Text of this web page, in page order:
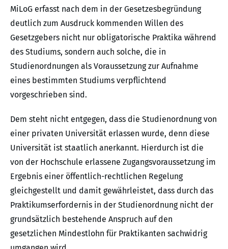
MiLoG erfasst nach dem in der Gesetzesbegründung
deutlich zum Ausdruck kommenden Willen des
Gesetzgebers nicht nur obligatorische Praktika während
des Studiums, sondern auch solche, die in
Studienordnungen als Voraussetzung zur Aufnahme
eines bestimmten Studiums verpflichtend
vorgeschrieben sind.
Dem steht nicht entgegen, dass die Studienordnung von
einer privaten Universität erlassen wurde, denn diese
Universität ist staatlich anerkannt. Hierdurch ist die
von der Hochschule erlassene Zugangsvoraussetzung im
Ergebnis einer öffentlich-rechtlichen Regelung
gleichgestellt und damit gewährleistet, dass durch das
Praktikumserfordernis in der Studienordnung nicht der
grundsätzlich bestehende Anspruch auf den
gesetzlichen Mindestlohn für Praktikanten sachwidrig